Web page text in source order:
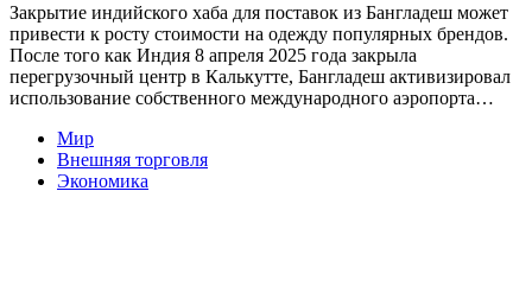
Закрытие индийского хаба для поставок из Бангладеш может
привести к росту стоимости на одежду популярных брендов.
После того как Индия 8 апреля 2025 года закрыла
перегрузочный центр в Калькутте, Бангладеш активизировал
использование собственного международного аэропорта…
Мир
Внешняя торговля
Экономика